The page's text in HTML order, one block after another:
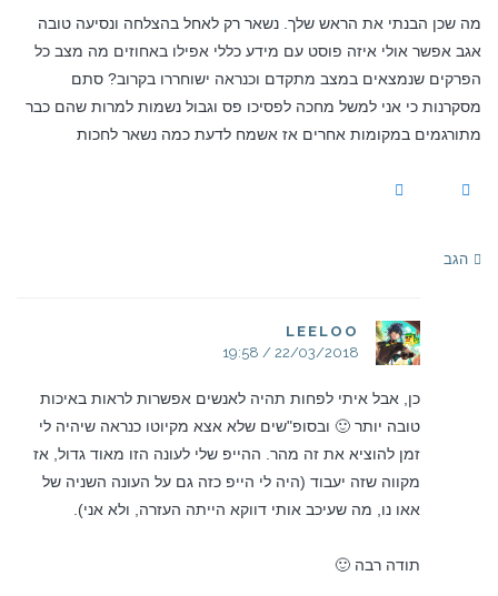
מה שכן הבנתי את הראש שלך. נשאר רק לאחל בהצלחה ונסיעה טובה
אגב אפשר אולי איזה פוסט עם מידע כללי אפילו באחוזים מה מצב כל
הפרקים שנמצאים במצב מתקדם וכנראה ישוחררו בקרוב? סתם
מסקרנות כי אני למשל מחכה לפסיכו פס וגבול נשמות למרות שהם כבר
מתורגמים במקומות אחרים אז אשמח לדעת כמה נשאר לחכות
הגב
LEELOO
22/03/2018 / 19:58
כן, אבל איתי לפחות תהיה לאנשים אפשרות לראות באיכות
טובה יותר 🙂 ובסופ"שים שלא אצא מקיוטו כנראה שיהיה לי
זמן להוציא את זה מהר. ההייפ שלי לעונה הזו מאוד גדול, אז
מקווה שזה יעבוד (היה לי הייפ כזה גם על העונה השניה של
אאו נו, מה שעיכב אותי דווקא הייתה העזרה, ולא אני).
תודה רבה 🙂